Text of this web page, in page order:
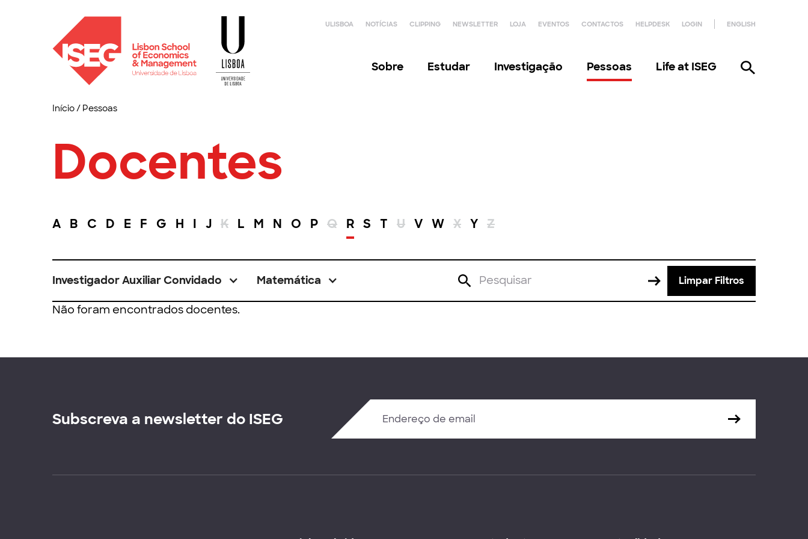
ULISBOA NOTÍCIAS CLIPPING NEWSLETTER LOJA EVENTOS CONTACTOS HELPDESK LOGIN ENGLISH
Sobre Estudar Investigação Pessoas Life at ISEG
Início/ Pessoas
Docentes
A B C D E F G H I J K L M N O P Q R S T U V W X Y Z
Investigador Auxiliar Convidado Matemática Limpar Filtros
Não foram encontrados docentes.
Subscreva a newsletter do ISEG